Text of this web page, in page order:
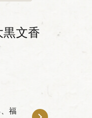
黒文香
福